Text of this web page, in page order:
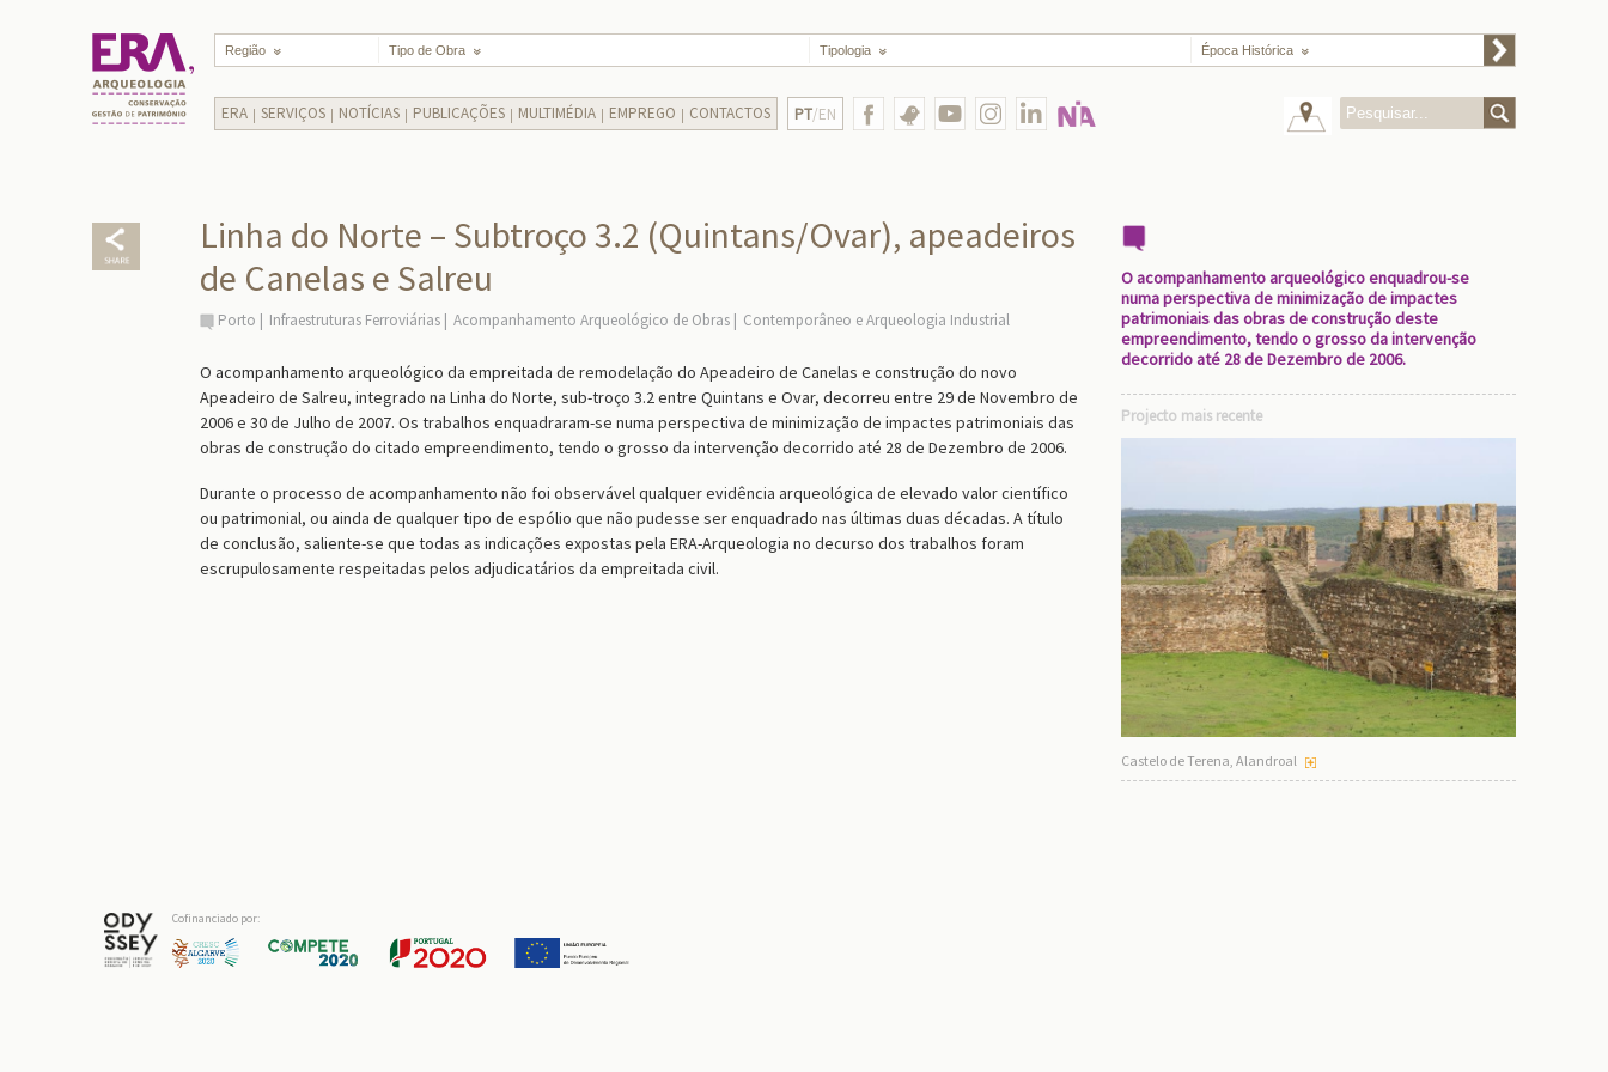
Região Tipo de Obra Tipologia Época Histórica
ERA SERVIÇOS NOTÍCIAS PUBLICAÇÕES MULTIMÉDIA EMPREGO CONTACTOS PT/EN
Linha do Norte – Subtroço 3.2 (Quintans/Ovar), apeadeiros
de Canelas e Salreu
Porto Infraestruturas Ferroviárias Acompanhamento Arqueológico de Obras Contemporâneo e Arqueologia Industrial
O acompanhamento arqueológico da empreitada de remodelação do Apeadeiro de Canelas e construção do novo
Apeadeiro de Salreu, integrado na Linha do Norte, sub-troço 3.2 entre Quintans e Ovar, decorreu entre 29 de Novembro de
2006 e 30 de Julho de 2007. Os trabalhos enquadraram-se numa perspectiva de minimização de impactes patrimoniais das
obras de construção do citado empreendimento, tendo o grosso da intervenção decorrido até 28 de Dezembro de 2006.
Durante o processo de acompanhamento não foi observável qualquer evidência arqueológica de elevado valor científico
ou patrimonial, ou ainda de qualquer tipo de espólio que não pudesse ser enquadrado nas últimas duas décadas. A título
de conclusão, saliente-se que todas as indicações expostas pela ERA-Arqueologia no decurso dos trabalhos foram
escrupulosamente respeitadas pelos adjudicatários da empreitada civil.
O acompanhamento arqueológico enquadrou-se
numa perspectiva de minimização de impactes
patrimoniais das obras de construção deste
empreendimento, tendo o grosso da intervenção
decorrido até 28 de Dezembro de 2006.
Projecto mais recente
Castelo de Terena, Alandroal
Cofinanciado por: